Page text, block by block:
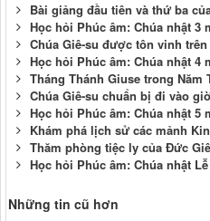
Bài giảng đầu tiên và thứ ba
Học hỏi Phúc âm: Chúa nhật 3
Chúa Giê-su được tôn vinh
Học hỏi Phúc âm: Chúa nhật 4
Tháng Thánh Giuse trong Năm
Chúa Giê-su chuẩn bị đi vào
Học hỏi Phúc âm: Chúa nhật 5
Khám phá lịch sử các mảnh
Thăm phòng tiệc ly của Đức
Học hỏi Phúc âm: Chúa nhật
Những tin cũ hơn